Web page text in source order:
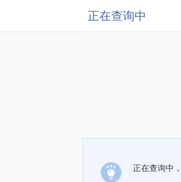
正在查询中
正在查询中